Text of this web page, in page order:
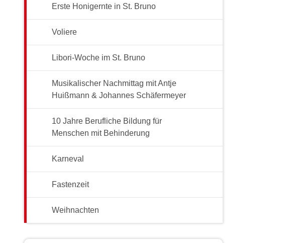
Erste Honigernte in St. Bruno
Voliere
Libori-Woche im St. Bruno
Musikalischer Nachmittag mit Antje
Huißmann & Johannes Schäfermeyer
10 Jahre Berufliche Bildung für
Menschen mit Behinderung
Karneval
Fastenzeit
Weihnachten